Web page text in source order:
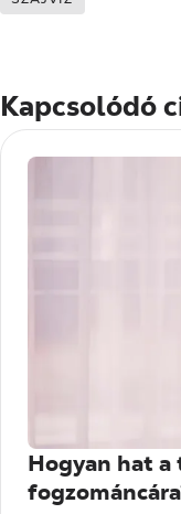
Kapcsolódó
Hogyan hat a